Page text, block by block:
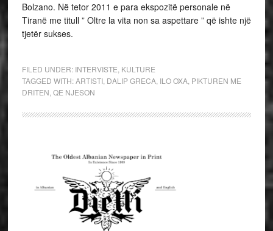
Bolzano. Në tetor 2011 e para ekspozitë personale në
Tiranë me titull ” Oltre la vita non sa aspettare ” që ishte një
tjetër sukses.
FILED UNDER: INTERVISTE KULTURE
TAGGED WITH:ARTISTI, DALIP GRECA, ILO OXA, PIKTUREN ME
DRITEN QE NJESON